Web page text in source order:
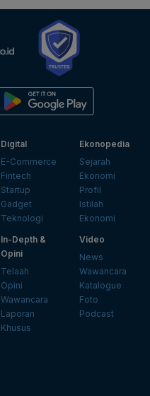
Digital
E-Commerce
Fintech
Startup
Gadget
Teknologi
Ekonopedia
Sejarah
Ekonomi
Profil
Istilah
Ekonomi
In-Depth &
Opini
Telaah
Opini
Wawancara
Laporan
Khusus
Video
News
Wawancara
Katalogue
Foto
Podcast